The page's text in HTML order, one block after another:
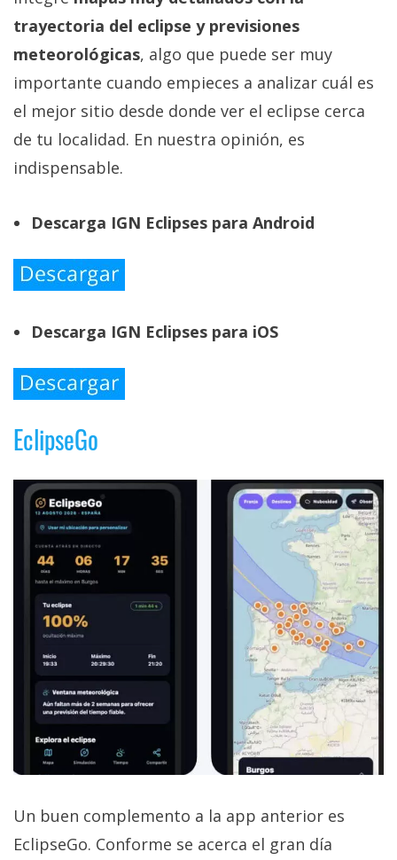
trayectoria del eclipse y previsiones
meteorológicas, algo que puede ser muy
importante cuando empieces a analizar cuál es
el mejor sitio desde donde ver el eclipse cerca
de tu localidad. En nuestra opinión, es
indispensable.
Descarga IGN Eclipses para Android
Descarga IGN Eclipses para iOS
EclipseGo
Un buen complemento a la app anterior es
EclipseGo. Conforme se acerca el gran día